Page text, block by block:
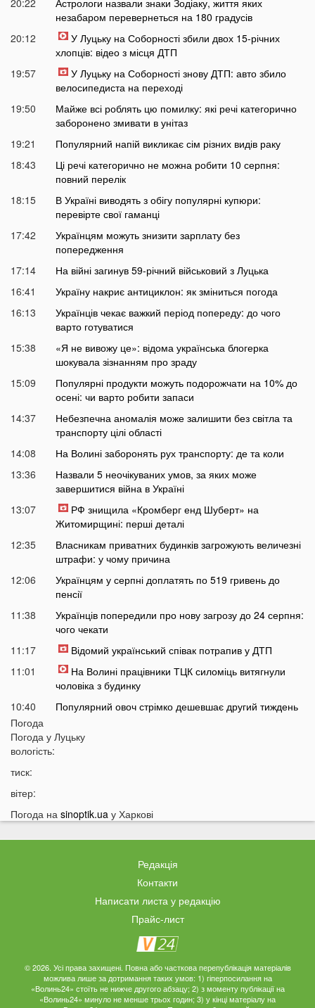
незабаром перевернеться на 180 градусів
20:12
У Луцьку на Соборності збили двох 15-річних
хлопців: відео з місця ДТП
19:57
У Луцьку на Соборності знову ДТП: авто збило
велосипедиста на переході
19:50
Майже всі роблять цю помилку: які речі категорично
заборонено змивати в унітаз
19:21
Популярний напій викликає сім різних видів раку
18:43
Ці речі категорично не можна робити 10 серпня:
повний перелік
18:15
В Україні виводять з обігу популярні купюри:
перевірте свої гаманці
17:42
Українцям можуть знизити зарплату без
попередження
17:14
На війні загинув 59-річний військовий з Луцька
16:41
Україну накриє антициклон: як зміниться погода
16:13
Українців чекає важкий період попереду: до чого
варто готуватися
15:38
«Я не вивожу це»: відома українська блогерка
шокувала зізнанням про зраду
15:09
Популярні продукти можуть подорожчати на 10% до
осені: чи варто робити запаси
14:37
Небезпечна аномалія може залишити без світла та
транспорту цілі області
14:08
На Волині заборонять рух транспорту: де та коли
13:36
Назвали 5 неочікуваних умов, за яких може
завершитися війна в Україні
13:07
РФ знищила «Кромберг енд Шуберт» на
Житомирщині: перші деталі
12:35
Власникам приватних будинків загрожують величезні
штрафи: у чому причина
12:06
Українцям у серпні доплатять по 519 гривень до
пенсії
11:38
Українців попередили про нову загрозу до 24 серпня:
чого чекати
11:17
Відомий український співак потрапив у ДТП
11:01
На Волині працівники ТЦК силоміць витягнули
чоловіка з будинку
10:40
Популярний овоч стрімко дешевшає другий тиждень
10:12
Росія може застосувати ядерну зброю? Тривожне
09:39
09:11
На Волині чоловік до смерті побив знайомого і возив
його у багажнику
Астрологи назвали знаки Зодіаку, яких попереду
Українки масово відмовляються від консервації
Українців закликали принести цю рослину в оселю у
серпні: у чому причина
18:41
Мороз чи аномальне тепло: якою буде зима в Україні
18:12
Українці можуть масово втратити бронювання від
Погода
Погода у Луцьку
вологість:
тиск:
вітер:
Погода на sinoptik.ua у Харкові
Редакція
Контакти
Написати листа у редакцію
Прайс-лист
© 2026. Усі права захищені. Повна або часткова перепублікація матеріалів
можлива лише за дотримання таких умов: 1) гіперпосилання на
«Волинь24» стоїть не нижче другого абзацу; 2) з моменту публікації на
«Волинь24» минуло не менше трьох годин; 3) у кінці матеріалу на